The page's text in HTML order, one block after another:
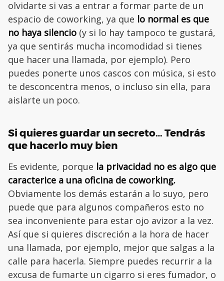
olvidarte si vas a entrar a formar parte de un
espacio de coworking, ya que lo normal es que
no haya silencio (y si lo hay tampoco te gustará,
ya que sentirás mucha incomodidad si tienes
que hacer una llamada, por ejemplo). Pero
puedes ponerte unos cascos con música, si esto
te desconcentra menos, o incluso sin ella, para
aislarte un poco.
Si quieres guardar un secreto… Tendrás
que hacerlo muy bien
Es evidente, porque la privacidad no es algo que
caracterice a una oficina de coworking.
Obviamente los demás estarán a lo suyo, pero
puede que para algunos compañeros esto no
sea inconveniente para estar ojo avizor a la vez.
Así que si quieres discreción a la hora de hacer
una llamada, por ejemplo, mejor que salgas a la
calle para hacerla. Siempre puedes recurrir a la
excusa de fumarte un cigarro si eres fumador, o